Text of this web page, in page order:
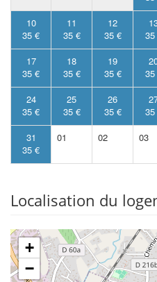
10
35 €
11
35 €
12
35 €
17
35 €
18
35 €
19
35 €
24
35 €
25
35 €
26
35 €
31
35 €
01 02 03
Localisation du
+
−